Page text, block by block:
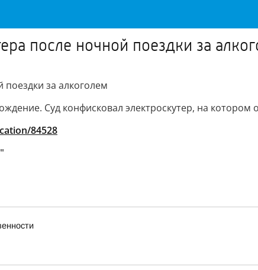
после ночной поездки за
поездки за алкоголем
Суд конфисковал электроскутер, на котором
84528